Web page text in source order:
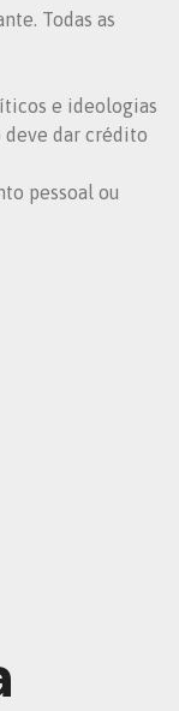
Todas as
e ideologias
deve dar crédito
pessoal ou